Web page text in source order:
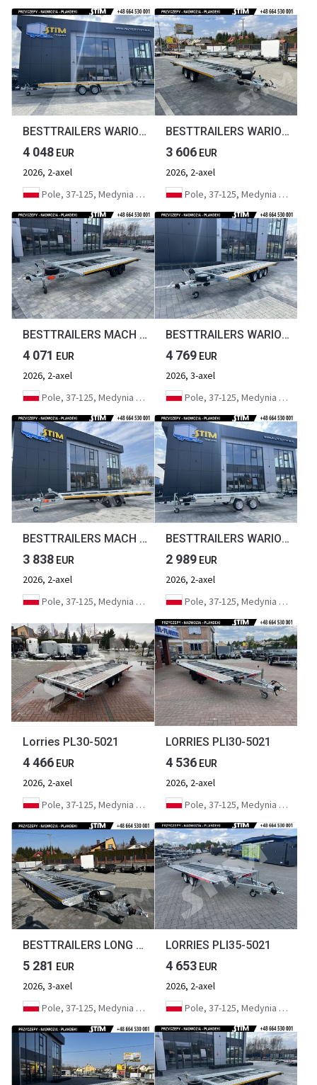
BESTTRAILERS WARIOR BM 3000/5521B
4 048 EUR
2026, 2-axel
Pole, 37-125, Medynia Głogowska
BESTTRAILERS WARIOR BM 2700/4521B
3 606 EUR
2026, 2-axel
Pole, 37-125, Medynia Głogowska
BESTTRAILERS MACH COLOR 3000/4521B
4 071 EUR
2026, 2-axel
Pole, 37-125, Medynia Głogowska
BESTTRAILERS WARIOR BM 3500/6021B
4 769 EUR
2026, 3-axel
Pole, 37-125, Medynia Głogowska
BESTTRAILERS MACH COLOR 2700/4521B
3 838 EUR
2026, 2-axel
Pole, 37-125, Medynia Głogowska
BESTTRAILERS WARIOR SM 2700/4521B
2 989 EUR
2026, 2-axel
Pole, 37-125, Medynia Głogowska
Lorries PL30-5021
4 466 EUR
2026, 2-axel
Pole, 37-125, Medynia Głogowska
LORRIES PLI30-5021
4 536 EUR
2026, 2-axel
Pole, 37-125, Medynia Głogowska
BESTTRAILERS LONG BM 3500/8021B, 3 osie
5 281 EUR
2026, 3-axel
Pole, 37-125, Medynia Głogowska
LORRIES PLI35-5021
4 653 EUR
2026, 2-axel
Pole, 37-125, Medynia Głogowska